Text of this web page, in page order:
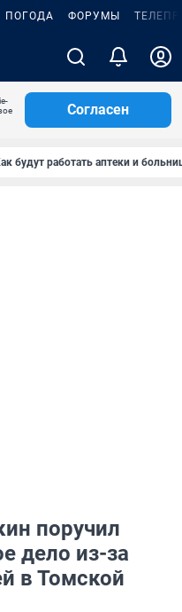
ПОГОДА ФОРУМЫ
Согласен
будут работать аптеки и
поручил
дело из-за
в Томской